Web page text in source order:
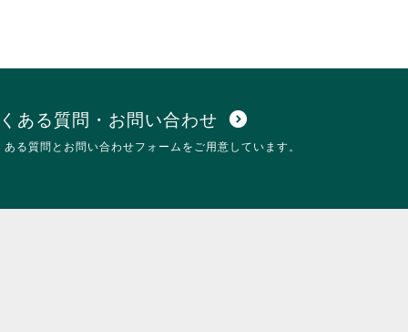
ある質問・お問い合わせ expand_circle_down
ある質問とお問い合わせフォームをご用意しています。